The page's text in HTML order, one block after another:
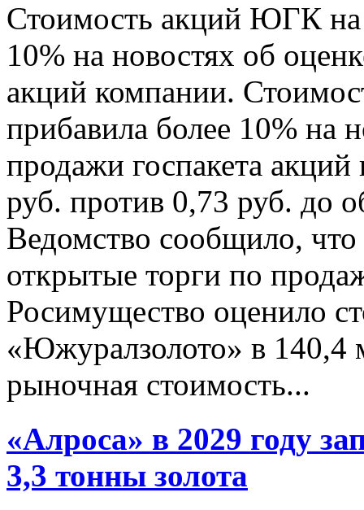
Стоимость акций ЮГК
10% на новостях об
акций компании.
прибавила более 10% на
продажи госпакета
руб. против 0,73 руб. до
Ведомство сообщило, что
открытые торги по
Росимущество оценило
«Южуралзолото» в 140,4
рыночная стоимость...
«Алроса» в 2029 году
3,3 тонны золота